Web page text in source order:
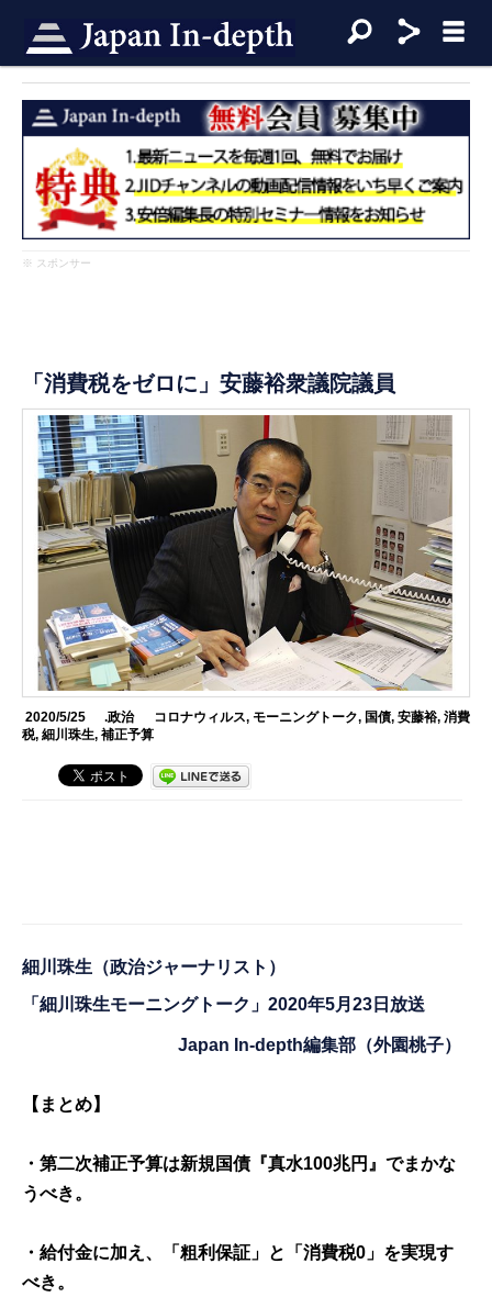
※ スポンサー
「消費税をゼロに」安藤裕衆議院議員
2020/5/25 .政治 コロナウィルス, モーニングトーク, 国債, 安藤裕, 消費
税,細川珠生,補正予算
細川珠生 （政治ジャーナリスト）
「細川珠生モーニングトーク」2020年5月23日放送
Japan In-depth編集部（外園桃子）
【まとめ】
・第二次補正予算は新規国債『真水100兆円』でまかな
うべき。
・給付金に加え、「粗利保証」と「消費税0」を実現す
べき。